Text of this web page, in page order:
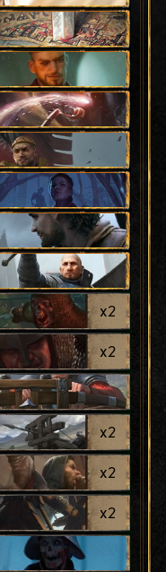
x2
x2
x2
x2
x2